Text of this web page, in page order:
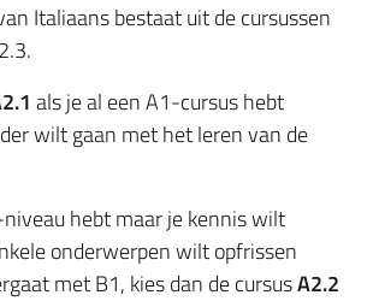
Italiaans bestaat uit de cursussen
als je al een A1-cursus hebt
wilt gaan met het leren van de
hebt maar je kennis wilt
onderwerpen wilt opfrissen
met B1, kies dan de cursusA2.2